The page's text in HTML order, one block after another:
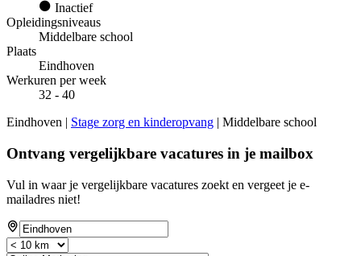
Inactief
Opleidingsniveaus
Middelbare school
Plaats
Eindhoven
Werkuren per week
32 - 40
Eindhoven | Stage zorg en kinderopvang | Middelbare school
Ontvang vergelijkbare vacatures in je mailbox
Vul in waar je vergelijkbare vacatures zoekt en vergeet je e-
mailadres niet!